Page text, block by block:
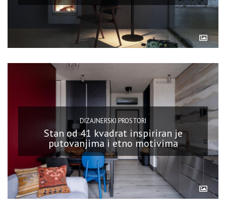
DIZAJNERSKI PROSTORI
Stan od 41 kvadrat inspiriran je
putovanjima i etno motivima